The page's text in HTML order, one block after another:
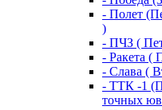
- Полет
)
- ПЧЗ (
- Ракета (
- Слава (
- ТТК -1
точных